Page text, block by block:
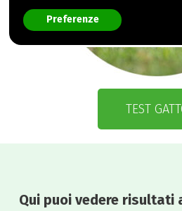
TEST
Qui puoi vedere
Preferenze